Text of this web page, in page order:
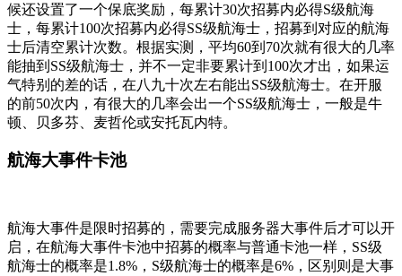
候还设置了一个保底奖励，每累计30次招募内必得S级航海
士，每累计100次招募内必得SS级航海士，招募到对应的航海
士后清空累计次数。根据实测，平均60到70次就有很大的几率
能抽到SS级航海士，并不一定非要累计到100次才出，如果运
气特别的差的话，在八九十次左右能出SS级航海士。在开服
的前50次内，有很大的几率会出一个SS级航海士，一般是牛
顿、贝多芬、麦哲伦或安托瓦内特。
航海大事件卡池
航海大事件是限时招募的，需要完成服务器大事件后才可以开
启，在航海大事件卡池中招募的概率与普通卡池一样，SS级
航海士的概率是1.8%，S级航海士的概率是6%，区别则是大事